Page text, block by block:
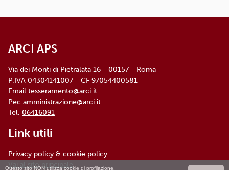
Questo sito NON utilizza cookie di profilazione.
ARCI APS
Via dei Monti di Pietralata 16 - 00157 - Roma
P.IVA 04304141007 - CF 97054400581
Email tesseramento@arci.it
Pec amministrazione@arci.it
Tel. 06416091
Link utili
Privacy policy & cookie policy
Vai al sito principale